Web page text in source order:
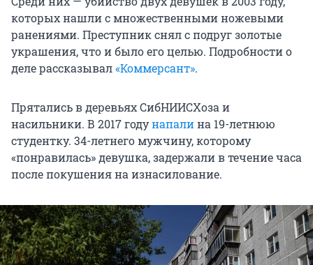
которых нашли с множественными ножевыми
ранениями. Преступник снял с подруг золотые
украшения, что и было его целью. Подробности о
деле рассказывал«Коммерсант».
Прятались в деревьях СибНИИСХоза и
насильники. В 2017 годунапалина 19-летнюю
студентку. 34-летнего мужчину, которому
«понравилась» девушка, задержали в течение часа
после покушения на изнасилование.